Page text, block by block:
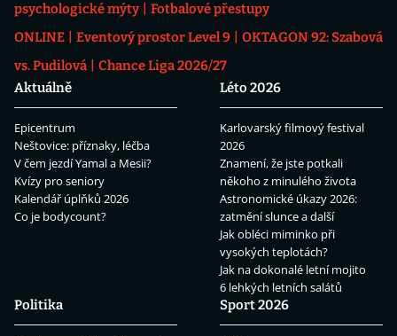
psychologické mýty
Fotbalové přestupy
ONLINE
Eventový prostor Level 9
OKTAGON 92: Szabová
vs. Pudilová
Chance Liga 2026/27
Aktuálně
Epicentrum
Neštovice: příznaky, léčba
V čem jezdí Yamal a Mesii?
Kvízy pro seniory
Kalendář úplňků 2026
Co je bodycount?
Léto 2026
Karlovarský filmový festival
2026
Znamení, že jste potkali
někoho z minulého života
Astronomické úkazy 2026:
zatmění slunce a další
Jak obléci miminko při
vysokých teplotách?
Jak na dokonalé letní mojito
6 lehkých letních salátů
Politika
Sport 2026